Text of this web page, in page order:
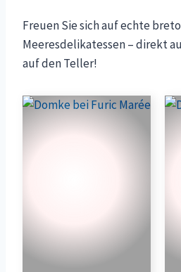
Freuen Sie sich auf echte
Meeresdelikatessen – direkt
auf den Teller!